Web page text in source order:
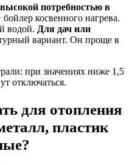
потребностью в
косвенного нагрева.
водой. Для дач или
вариант. Он проще в
при значениях ниже 1,5
отключаться.
для отопления
пластик